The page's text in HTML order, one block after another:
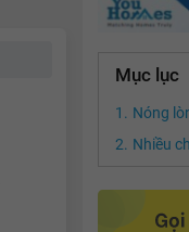
Mục lục
Nóng
Nhiều